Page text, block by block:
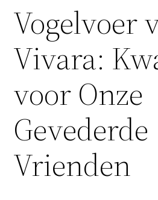
Vogelvoer
Vivara:
voor Onze
Gevederde
Vrienden